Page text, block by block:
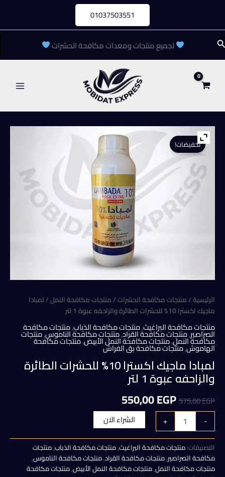
المحتوى
01037503551
البحث لجميع منتجات ومعدات مكافحة الحشرات
تخفيضات!
الرئيسية/منتجات مكافحة الحشرات/منتجات مكافحة النمل/ لمبادا
ماجيك اكسترا 10% للحشرات الطائرة والزاحفه عبوة 1 لتر
منتجات مكافحة البراغيث,منتجات مكافحة الذباب,منتجات مكافحة
الصراصير,منتجات مكافحة القراد,منتجات مكافحة الناموس,منتجات
مكافحة النمل,منتجات مكافحة النمل الأبيض,منتجات مكافحة
الهاموش,منتجات مكافحة بق الفراش
لمبادا ماجيك اكسترا 10% للحشرات الطائرة
والزاحفه عبوة 1 لتر
575,00EGP
السعر
الأصلي
هو:
575,00 EGP.
550,00EGP
الحالي
هو:
550,00 EGP.
-
كمية
لمبادا
ماجيك
اكسترا
10%
للحشرات
+ الشراء الان
التصنيفات:منتجات مكافحة البراغيث,منتجات مكافحة الذباب,منتجات
مكافحة الصراصير,منتجات مكافحة القراد,منتجات مكافحة الناموس,
منتجات مكافحة النمل,منتجات مكافحة النمل الأبيض,منتجات مكافحة